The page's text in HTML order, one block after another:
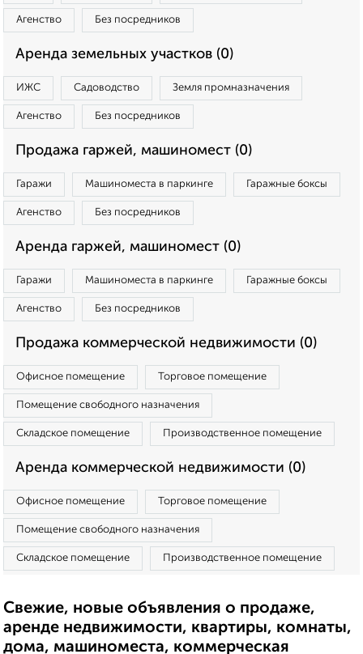
Агенство Без посредников
Аренда земельных участков (0)
ИЖС Садоводство Земля промназначения
Агенство Без посредников
Продажа гаржей, машиномест (0)
Гаражи Машиноместа в паркинге Гаражные боксы
Агенство Без посредников
Аренда гаржей, машиномест (0)
Гаражи Машиноместа в паркинге Гаражные боксы
Агенство Без посредников
Продажа коммерческой недвижимости (0)
Офисное помещение Торговое помещение
Помещение свободного назначения
Складское помещение Производственное помещение
Аренда коммерческой недвижимости (0)
Офисное помещение Торговое помещение
Помещение свободного назначения
Складское помещение Производственное помещение
Свежие, новые объявления о продаже,
аренде недвижимости, квартиры, комнаты,
дома, машиноместа, коммерческая